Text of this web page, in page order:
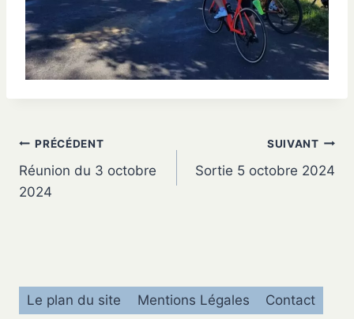
Navigation
de
PRÉCÉDENT
Réunion du 3 octobre
2024
SUIVANT
Sortie 5 octobre 2024
Le plan du site Mentions Légales Contact